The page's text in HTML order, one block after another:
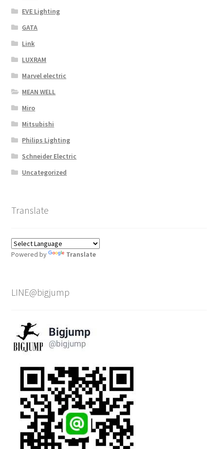
EVE Lighting
GATA
Link
LUXRAM
Marvel electric
MEAN WELL
Miro
Mitsubishi
Philips Lighting
Schneider Electric
Uncategorized
Translate
Powered by Translate
LINE@bigjump